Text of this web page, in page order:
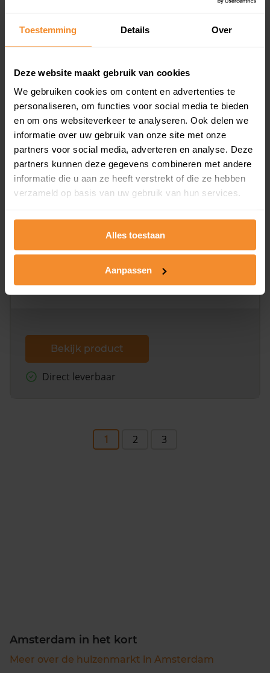
Toestemming Details Over
Deze website maakt gebruik van cookies
We gebruiken cookies om content en advertenties te
personaliseren, om functies voor social media te bieden
en om ons websiteverkeer te analyseren. Ook delen we
informatie over uw gebruik van onze site met onze
partners voor social media, adverteren en analyse. Deze
partners kunnen deze gegevens combineren met andere
informatie die u aan ze heeft verstrekt of die ze hebben
verzameld op basis van uw gebruik van hun services.
Alles toestaan
Aanpassen
Een overzicht van alle verkochte woningen (koopsom
inclusief een jaar lang gratis updates van nieuwe
Bekijk product
Direct leverbaar
Kadastrale kaart pakket
Alleen globale ligging perceel
Een uitgebreid overzicht van het perceel en
omliggende percelen met de kadastrale erfgrenzen,
dit inclusief de luchtfoto!
Bekijk product
Direct leverbaar
1 2 3
Amsterdam in het kort
Meer over de huizenmarkt in Amsterdam